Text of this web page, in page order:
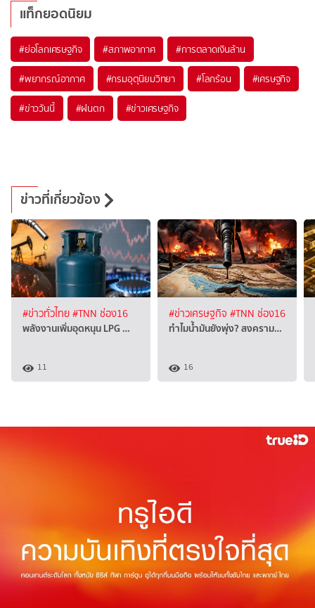
แท็กยอดนิยม
#ย่อโลกเศรษฐกิจ #สภาพอากาศ #การตลาดเงินล้าน
#พยากรณ์อากาศ #กรมอุตุนิยมวิทยา #โลกร้อน #เศรษฐกิจ
#ข่าววันนี้ #ฝนตก #ข่าวเศรษฐกิจ
ข่าวที่เกี่ยวข้อง
#ข่าวทั่วไทย#TNN ช่อง16
พลังงานเพิ่มอุดหนุน LPG …
11
#ข่าวเศรษฐกิจ #TNN ช่อง16
ทำไมน้ำมันยังพุ่ง? สงคราม…
16